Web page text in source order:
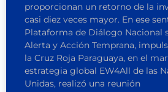
proporcionan un retorno de la
casi diez veces mayor. En ese
Plataforma de Diálogo Nacional
Alerta y Acción Temprana,
la Cruz Roja Paraguaya, en el
estrategia global EW4All de las
Unidas, realizó una reunión